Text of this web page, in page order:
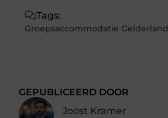
Tags:
Groepsaccommodatie Gelderland
GEPUBLICEERD DOOR
Joost Kramer